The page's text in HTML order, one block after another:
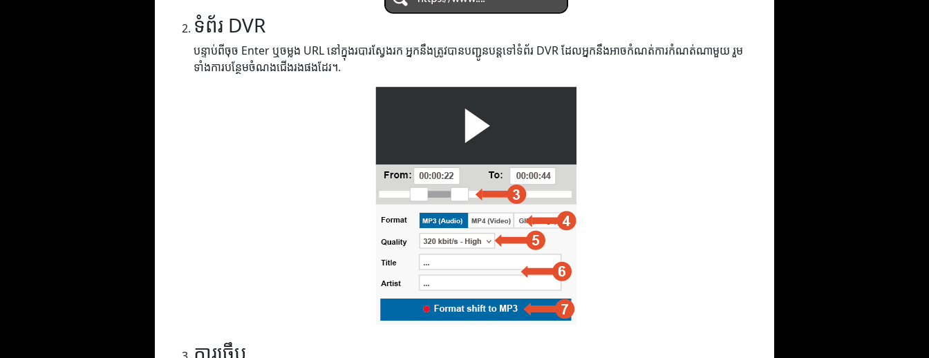
ទំព័រ DVR
បន្ទាប់ពីចុច Enter ឬចម្លង URL នៅក្នុងរបារស្វែងរក អ្នកនឹងត្រូវបានបញ្ជូនបន្តទៅទំព័រ DVR ដែលអ្នកនឹងអាចកំណត់ការកំណត់ណាមួយ រួម
ទាំងការបន្ថែមចំណងជើងរងផងដែរ។.
ការច្រឹប